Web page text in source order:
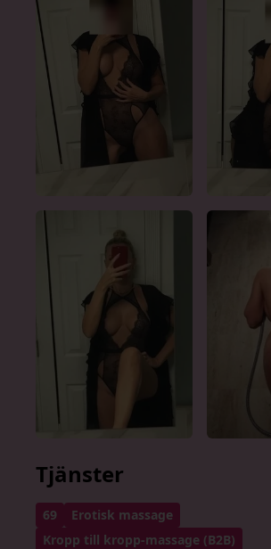
Tjänster
69
Erotisk massage
Kropp till kropp-massage (B2B)